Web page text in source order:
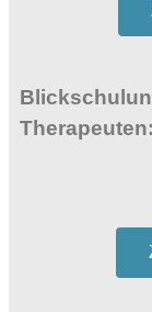
Therapeuten: